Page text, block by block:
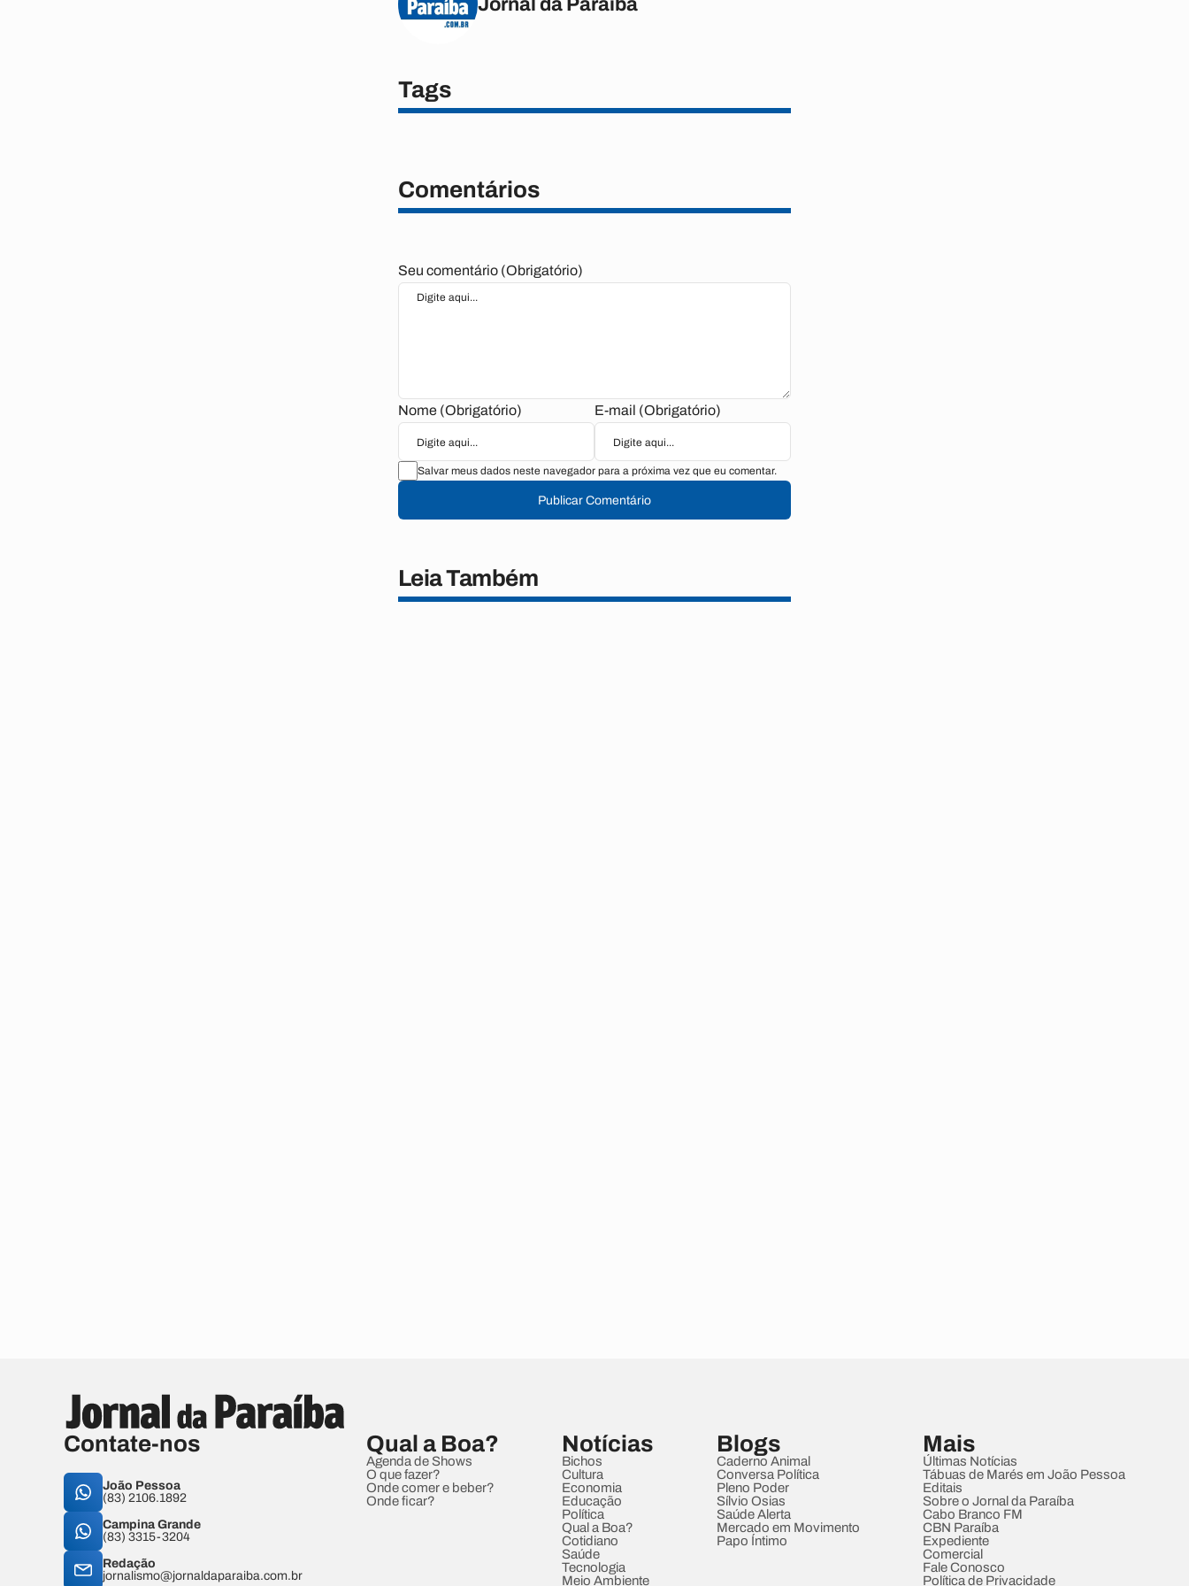
Tags
Comentários
Seu comentário (Obrigatório)
Nome (Obrigatório) E-mail (Obrigatório)
Salvar meus dados neste navegador para a próxima vez que eu comentar.
Publicar Comentário
Leia Também
Contate-nos
João Pessoa
(83) 2106.1892
Campina Grande
(83) 3315-3204
Redação
jornalismo@jornaldaparaiba.com.br
Qual a Boa?
Agenda de Shows
O que fazer?
Onde comer e beber?
Onde ficar?
Notícias
Bichos
Cultura
Economia
Educação
Política
Qual a Boa?
Cotidiano
Saúde
Tecnologia
Meio Ambiente
Blogs
Caderno Animal
Conversa Política
Pleno Poder
Sílvio Osias
Saúde Alerta
Mercado em Movimento
Papo Íntimo
Mais
Últimas Notícias
Tábuas de Marés em João Pessoa
Editais
Sobre o Jornal da Paraíba
Cabo Branco FM
CBN Paraíba
Expediente
Comercial
Fale Conosco
Política de Privacidade